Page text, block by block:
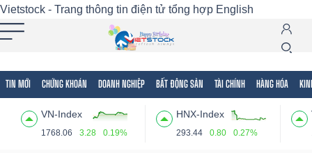
Vietstock - Trang thông tin điện tử tổng hợp English
TIN MỚI CHỨNG KHOÁN DOANH NGHIỆP BẤT ĐỘNG SẢN TÀI CHÍNH HÀNG HÓA
VN-Index
1768.06 3.28 0.19%
HNX-Index
293.44 0.80 0.27%
Tất cả Tính năng Ngành Mã chứng khoán
Tính